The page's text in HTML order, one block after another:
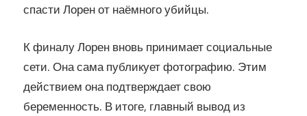
спасти Лорен от наёмного убийцы.
К финалу Лорен вновь принимает социальные
сети. Она сама публикует фотографию. Этим
действием она подтверждает свою
беременность. В итоге, главный вывод из